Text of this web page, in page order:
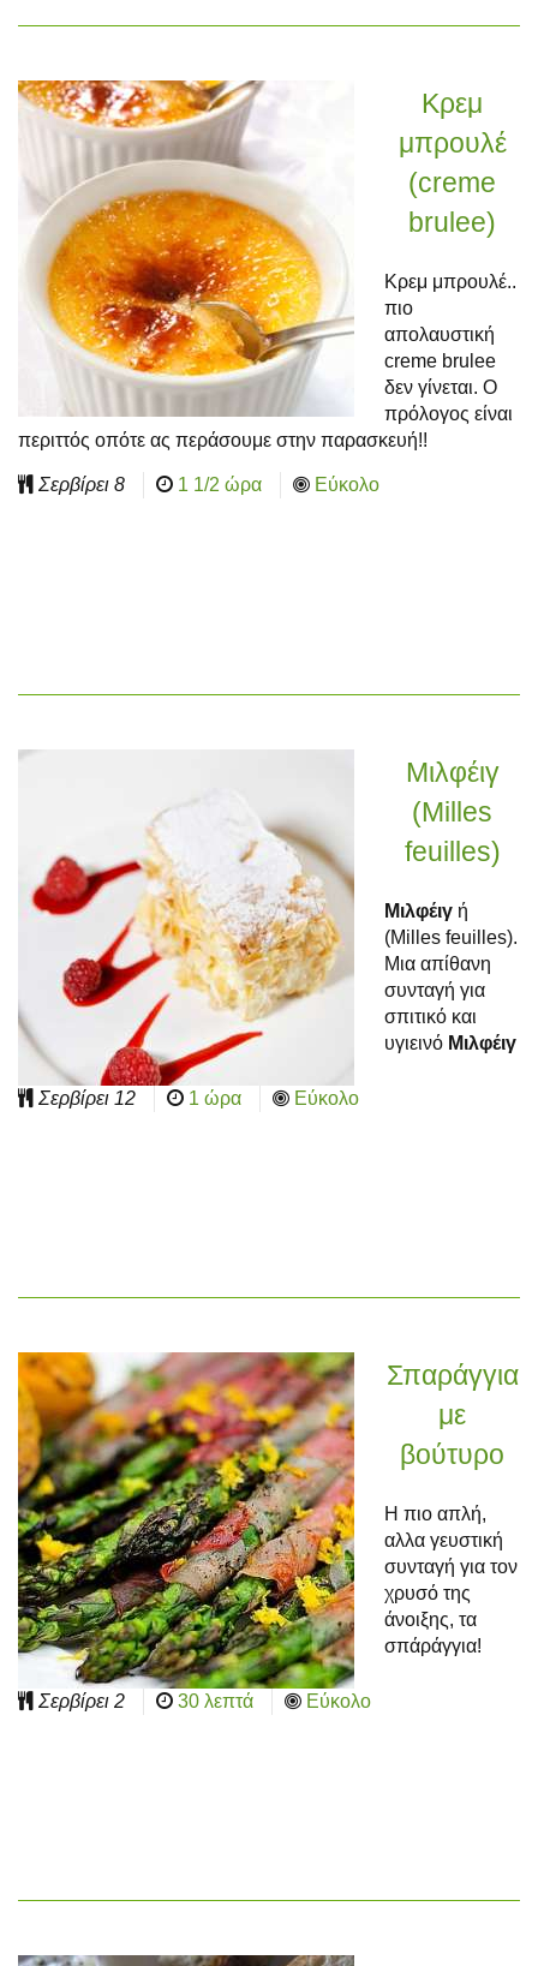
Κρεμ
μπρουλέ
(creme
brulee)
Κρεμ μπρουλέ..
πιο
απολαυστική
creme brulee
δεν γίνεται. Ο
πρόλογος είναι
περιττός οπότε ας περάσουμε στην παρασκευή!!
Σερβίρει 8 1 1/2 ώρα Εύκολο
Μιλφέιγ
(Milles
feuilles)
Μιλφέιγ ή
(Milles feuilles).
Μια απίθανη
συνταγή για
σπιτικό και
υγιεινό Μιλφέιγ
Σερβίρει 12 1 ώρα Εύκολο
Σπαράγγια
με
βούτυρο
Η πιο απλή,
αλλα γευστική
συνταγή για τον
χρυσό της
άνοιξης, τα
σπάράγγια!
Σερβίρει 2 30 λεπτά Εύκολο